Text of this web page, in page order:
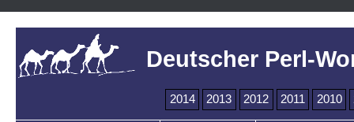
Deutscher Perl-
2014 2013 2012 2011 2010